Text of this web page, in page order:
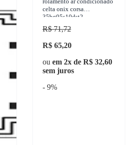
celta onix corsa
35bg05s10dst2
R$ 71,72
R$ 65,20
ou em 2x de R$ 32,60
sem juros
- 9%